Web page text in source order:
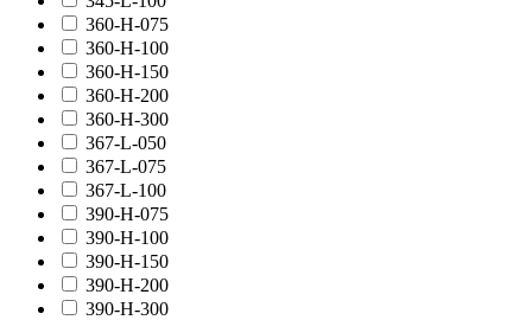
360-H-075
360-H-100
360-H-150
360-H-200
360-H-300
367-L-050
367-L-075
367-L-100
390-H-075
390-H-100
390-H-150
390-H-200
390-H-300